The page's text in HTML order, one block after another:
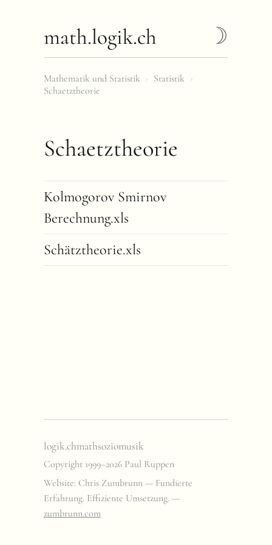
math.logik.ch
Mathematik und Statistik › Statistik ›
Schaetztheorie
Schaetztheorie
Kolmogorov Smirnov
Berechnung.xls
Schätztheorie.xls
logik.chmathsoziomusik
Copyright 1999–2026 Paul Ruppen
Website: Chris Zumbrunn — Fundierte
Erfahrung. Effiziente Umsetzung. —
zumbrunn.com